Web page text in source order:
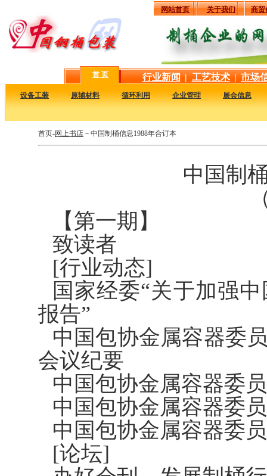
网站首页 关于我们 商贸
首 页 行业新闻 | 工艺技术 | 市场
·设备工装 ·原辅材料 ·循环利用 ·企业管理 ·展会信息
首页-网上书店 － 中国制桶信息1988年合订本
中国制
【第一期】
致读者
[行业动态]
国家经委“关于加强
报告”
中国包协金属容器委
会议纪要
中国包协金属容器委
中国包协金属容器委
中国包协金属容器委
[论坛]